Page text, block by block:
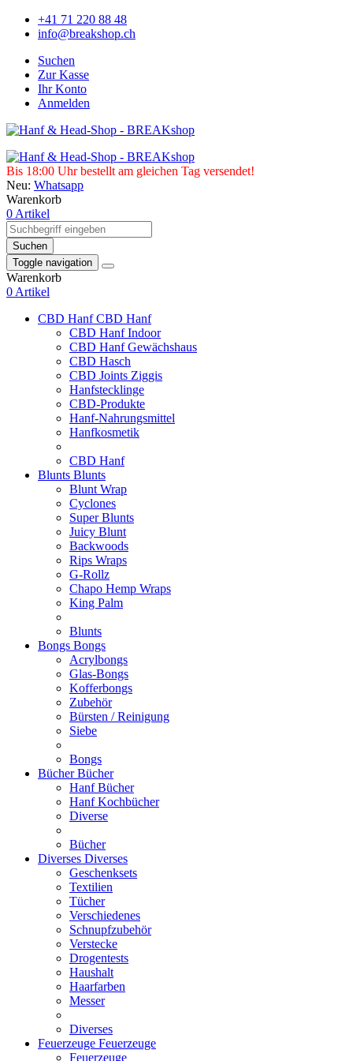
+41 71 220 88 48
info@breakshop.ch
Suchen
Zur Kasse
Ihr Konto
Anmelden
Bis 18:00 Uhr bestellt am gleichen Tag versendet!
Neu: Whatsapp
Warenkorb
0 Artikel
Suchen
Toggle navigation
Warenkorb
0 Artikel
CBD HanfCBD Hanf
CBD Hanf Indoor
CBD Hanf Gewächshaus
CBD Hasch
CBD Joints Ziggis
Hanfstecklinge
CBD-Produkte
Hanf-Nahrungsmittel
Hanfkosmetik
CBD Hanf
Blunts Blunts
Blunt Wrap
Cyclones
Super Blunts
Juicy Blunt
Backwoods
Rips Wraps
G-Rollz
Chapo Hemp Wraps
King Palm
Blunts
Bongs Bongs
Acrylbongs
Glas-Bongs
Kofferbongs
Zubehör
Bürsten / Reinigung
Siebe
Bongs
BücherBücher
Hanf Bücher
Hanf Kochbücher
Diverse
Bücher
Diverses Diverses
Geschenksets
Textilien
Tücher
Verschiedenes
Schnupfzubehör
Verstecke
Drogentests
Haushalt
Haarfarben
Messer
Diverses
Feuerzeuge Feuerzeuge
Feuerzeuge